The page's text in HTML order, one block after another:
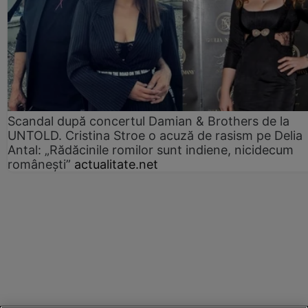
Scandal după concertul Damian & Brothers de la
UNTOLD. Cristina Stroe o acuză de rasism pe Delia
Antal: „Rădăcinile romilor sunt indiene, nicidecum
românești” actualitate.net